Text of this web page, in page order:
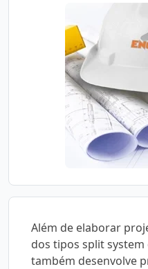
Além de elaborar
dos tipos split system
também desenvolve